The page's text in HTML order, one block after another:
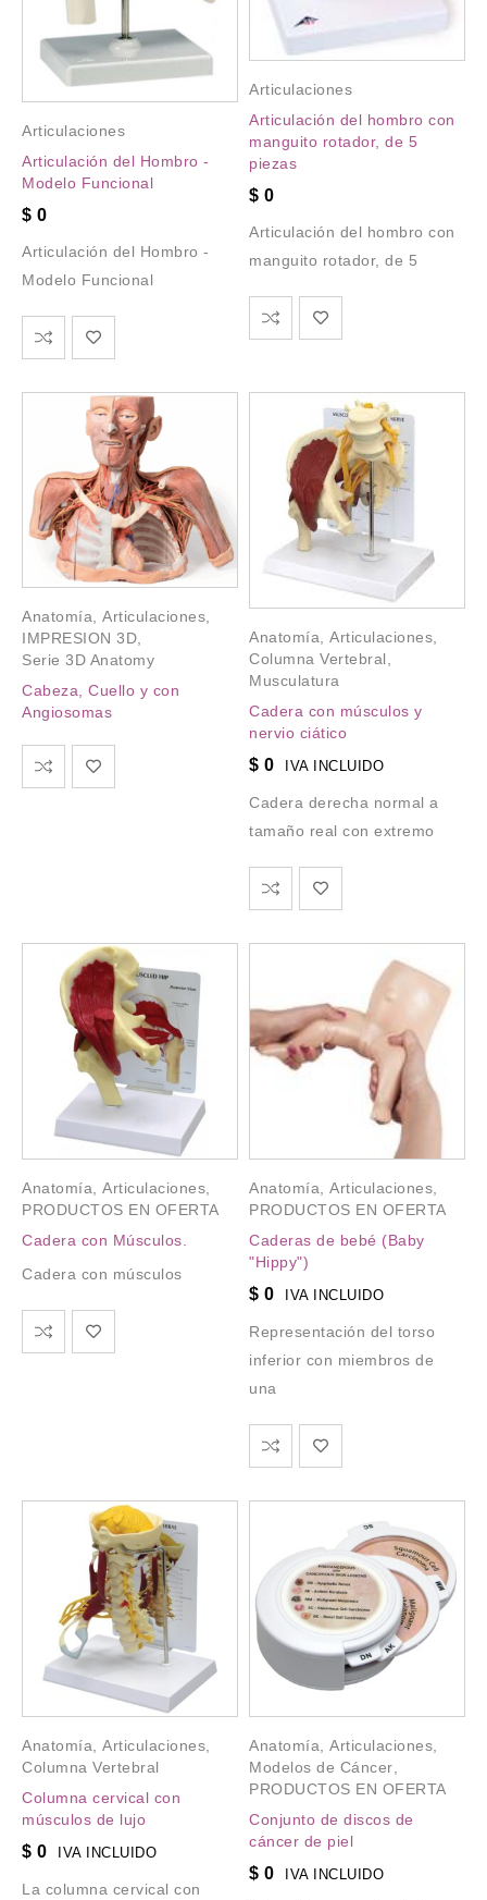
Articulaciones
Articulación del Hombro -
Modelo Funcional
$ 0
Articulación del Hombro -
Modelo Funcional
Articulaciones
Articulación del hombro con
manguito rotador, de 5
piezas
$ 0
Articulación del hombro con
manguito rotador, de 5
Anatomía Articulaciones
IMPRESION 3D
Serie 3D Anatomy
Cabeza, Cuello y con
Angiosomas
Anatomía, Articulaciones,
Columna Vertebral,
Musculatura
Cadera con músculos y
nervio ciático
$ 0 IVA INCLUIDO
Cadera derecha normal a
tamaño real con extremo
Anatomía, Articulaciones,
PRODUCTOS EN OFERTA
Cadera con Músculos.
Cadera con músculos
Anatomía, Articulaciones,
PRODUCTOS EN OFERTA
Caderas de bebé (Baby
"Hippy")
$ 0 IVA INCLUIDO
Representación del torso
inferior con miembros de
una
Anatomía, Articulaciones,
Columna Vertebral
Columna cervical con
músculos de lujo
$ 0 IVA INCLUIDO
La columna cervical con
Anatomía, Articulaciones,
Modelos de Cáncer,
PRODUCTOS EN OFERTA
Conjunto de discos de
cáncer de piel
$ 0 IVA INCLUIDO